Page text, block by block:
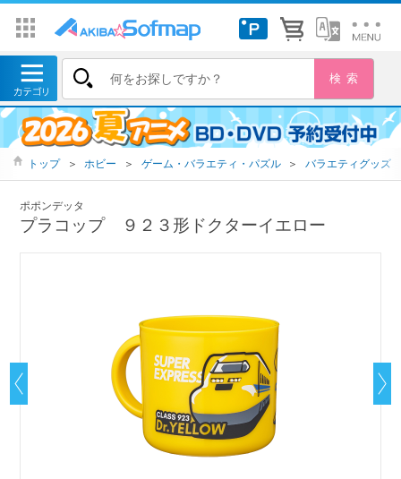
トップ ＞ ホビー ＞ ゲーム・バラエティ・パズル ＞ バラエティグッズ
ポポンデッタ
プラコップ ９２３形ドクターイエロー